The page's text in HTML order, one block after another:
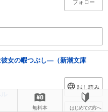
女の暇つぶし―（新潮文庫
試し読み
無料本 はじめての方へ